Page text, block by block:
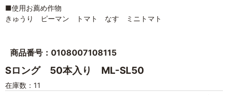
■使用お薦め作物
きゅうり ピーマン トマト なす ミニトマト
商品番号：0108007108115
Sロング 50本入り ML-SL50
在庫数：11